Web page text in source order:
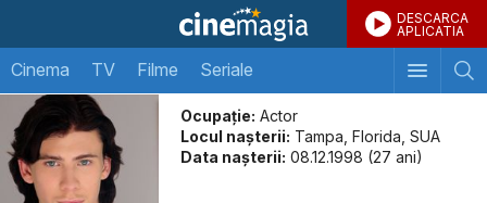
DESCARCA
APLICATIA
Cinema TV Filme Seriale
Ocupație: Actor
Locul naşterii: Tampa, Florida, SUA
Data naşterii: 08.12.1998 (27 ani)